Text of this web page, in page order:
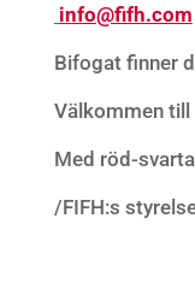
info@fifh.com
Bifogat finner
Välkommen
Med röd-
/FIFH:s